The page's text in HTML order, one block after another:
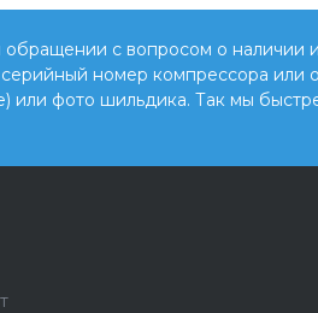
с вопросом о наличии
серийный номер компрессора или
или фото шильдика. Так мы